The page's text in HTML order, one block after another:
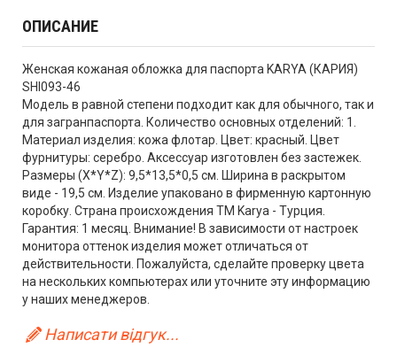
ОПИСАНИЕ
Женская кожаная обложка для паспорта KARYA (КАРИЯ)
SHI093-46
Модель в равной степени подходит как для обычного, так и
для загранпаспорта. Количество основных отделений: 1.
Материал изделия: кожа флотар. Цвет: красный. Цвет
фурнитуры: серебро. Аксессуар изготовлен без застежек.
Размеры (X*Y*Z): 9,5*13,5*0,5 см. Ширина в раскрытом
виде - 19,5 см. Изделие упаковано в фирменную картонную
коробку. Страна происхождения TM Karya - Турция.
Гарантия: 1 месяц. Внимание! В зависимости от настроек
монитора оттенок изделия может отличаться от
действительности. Пожалуйста, сделайте проверку цвета
на нескольких компьютерах или уточните эту информацию
у наших менеджеров.
Написати відгук...